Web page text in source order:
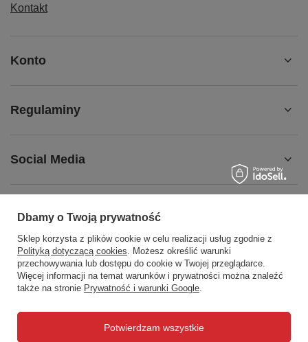
Kontakt
Konto
Regulaminy
Social Media
508372615 biuro@centrumwarsztatowe.pl
CentrumWarsztatowe.pl,Hetmańska 25,15-727Białystok
Dbamy o Twoją prywatność
Sklep korzysta z plików cookie w celu realizacji usług zgodnie z
Polityką dotyczącą cookies. Możesz określić warunki
przechowywania lub dostępu do cookie w Twojej przeglądarce.
Więcej informacji na temat warunków i prywatności można znaleźć
także na stronie Prywatność i warunki Google.
Potwierdzam wszystkie